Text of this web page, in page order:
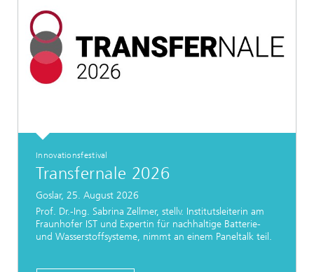
Innovationsfestival
Transfernale 2026
Goslar, 25. August 2026
Prof. Dr.-Ing. Sabrina Zellmer, stellv. Institutsleiterin am
Fraunhofer IST und Expertin für nachhaltige Batterie-
und Wasserstoffsysteme, nimmt an einem Paneltalk teil.